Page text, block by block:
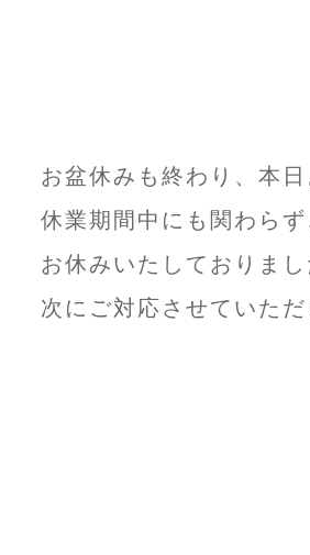
お盆休みも終わり、本
休業期間中にも関わら
お休みいたしておりま
次にご対応させていた